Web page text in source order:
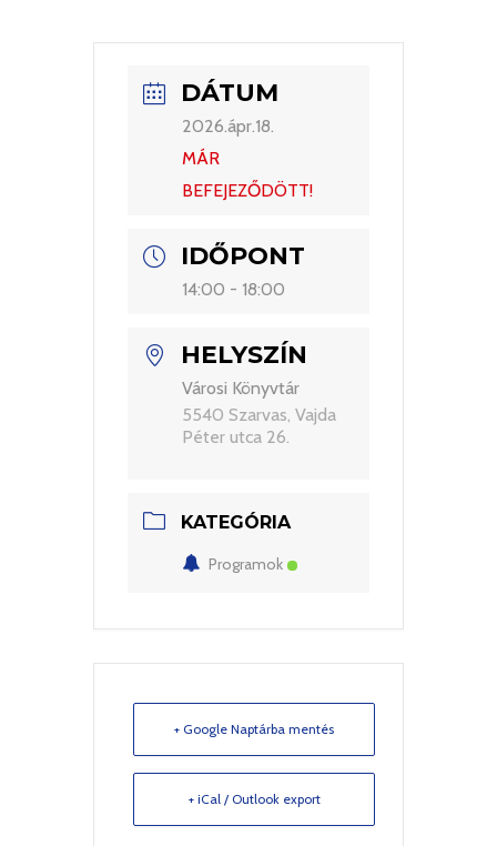
DÁTUM
2026.ápr.18.
MÁR
BEFEJEZŐDÖTT!
IDŐPONT
14:00 - 18:00
HELYSZÍN
Városi Könyvtár
5540 Szarvas, Vajda
Péter utca 26.
KATEGÓRIA
Programok
+ Google Naptárba mentés
+ iCal / Outlook export